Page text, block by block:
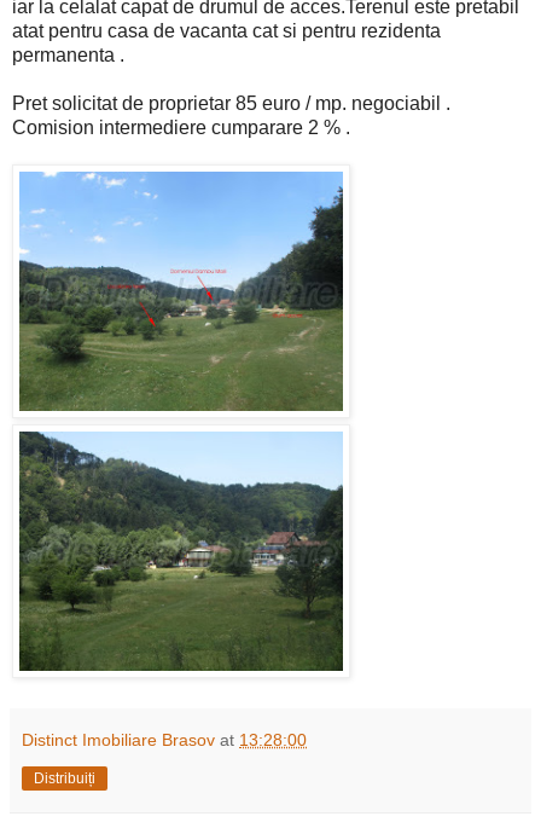
iar la celalat capat de drumul de acces.Terenul este pretabil
atat pentru casa de vacanta cat si pentru rezidenta
permanenta .
Pret solicitat de proprietar 85 euro / mp. negociabil .
Comision intermediere cumparare 2 % .
Distinct Imobiliare Brasov at 13:28:00
Distribuiți